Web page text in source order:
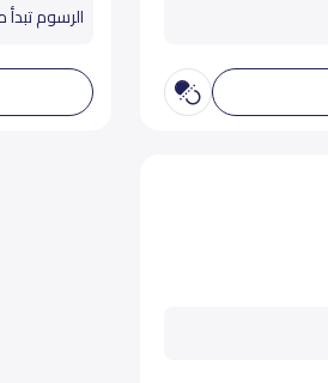
الرسوم تبدأ من